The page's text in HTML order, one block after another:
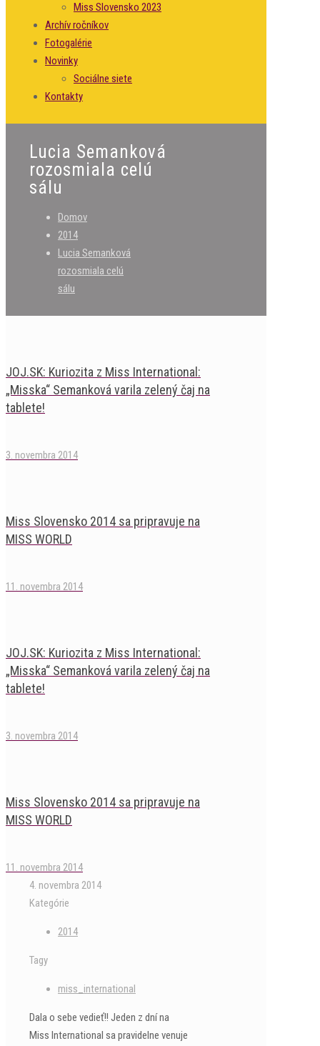
Miss Slovensko 2023
Archív ročníkov
Fotogalérie
Novinky
Sociálne siete
Kontakty
Lucia Semanková
rozosmiala celú
sálu
Domov
2014
Lucia Semanková
rozosmiala celú
sálu
JOJ.SK: Kuriozita z Miss International:
„Misska“ Semanková varila zelený čaj na
tablete!
3. novembra 2014
Miss Slovensko 2014 sa pripravuje na
MISS WORLD
11. novembra 2014
JOJ.SK: Kuriozita z Miss International:
„Misska“ Semanková varila zelený čaj na
tablete!
3. novembra 2014
Miss Slovensko 2014 sa pripravuje na
MISS WORLD
11. novembra 2014
4. novembra 2014
Kategórie
2014
Tagy
miss_international
Dala o sebe vedieť!! Jeden z dní na
Miss International sa pravidelne venuje